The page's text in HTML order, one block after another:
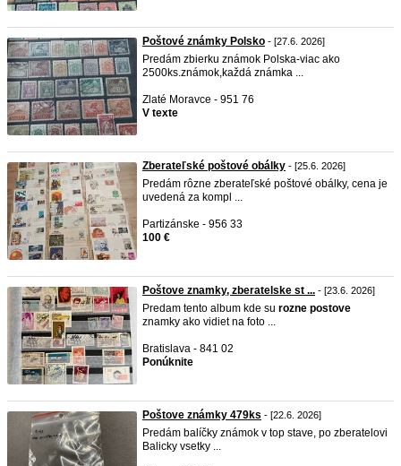
Poštové známky Polsko - [27.6. 2026]
Predám zbierku známok Polska-viac ako
2500ks.známok,každá známka ...
Zlaté Moravce - 951 76
V texte
Zberateľské poštové obálky - [25.6. 2026]
Predám rôzne zberateľské poštové obálky, cena je
uvedená za kompl ...
Partizánske - 956 33
100 €
Poštove znamky, zberatelske st ... - [23.6. 2026]
Predam tento album kde su rozne postove
znamky ako vidiet na foto ...
Bratislava - 841 02
Ponúknite
Poštove známky 479ks - [22.6. 2026]
Predám balíčky známok v top stave, po zberatelovi
Balicky vsetky ...